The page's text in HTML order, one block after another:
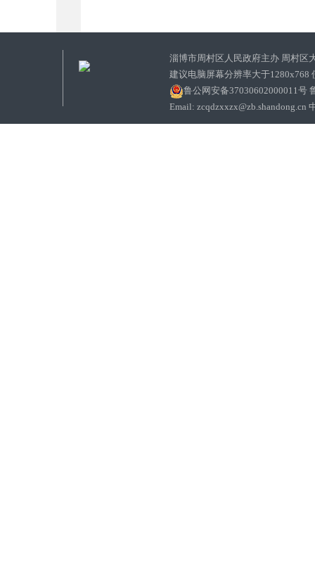
淄博市周村区人民政府主办 周村区
建议电脑屏幕分辨率大于1280x768
鲁公网安备37030602000011号
Email: zcqdzxxzx@zb.shandong.cn